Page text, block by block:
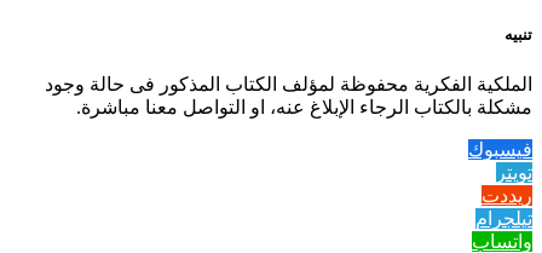
تنبيه
الملكية الفكرية محفوظة لمؤلف الكتاب المذكور فى حالة وجود
مشكلة بالكتاب الرجاء الإبلاغ عنه، او التواصل معنا مباشرة.
فيسبوك
تويتر
ريددت
تيلجرام
واتساب